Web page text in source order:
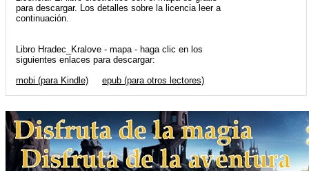
para descargar. Los detalles sobre la licencia leer a
continuación.
Libro Hradec_Kralove - mapa - haga clic en los
siguientes enlaces para descargar:
mobi (para Kindle)
epub (para otros lectores)